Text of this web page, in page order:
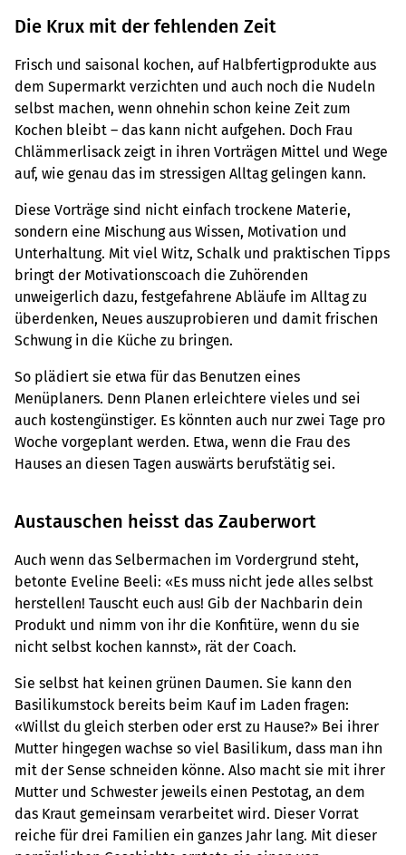
Die Krux mit der fehlenden Zeit
Frisch und saisonal kochen, auf Halbfertigprodukte aus
dem Supermarkt verzichten und auch noch die Nudeln
selbst machen, wenn ohnehin schon keine Zeit zum
Kochen bleibt – das kann nicht aufgehen. Doch Frau
Chlämmerlisack zeigt in ihren Vorträgen Mittel und Wege
auf, wie genau das im stressigen Alltag gelingen kann.
Diese Vorträge sind nicht einfach trockene Materie,
sondern eine Mischung aus Wissen, Motivation und
Unterhaltung. Mit viel Witz, Schalk und praktischen Tipps
bringt der Motivationscoach die Zuhörenden
unweigerlich dazu, festgefahrene Abläufe im Alltag zu
überdenken, Neues auszuprobieren und damit frischen
Schwung in die Küche zu bringen.
So plädiert sie etwa für das Benutzen eines
Menüplaners. Denn Planen erleichtere vieles und sei
auch kostengünstiger. Es könnten auch nur zwei Tage pro
Woche vorgeplant werden. Etwa, wenn die Frau des
Hauses an diesen Tagen auswärts berufstätig sei.
Austauschen heisst das Zauberwort
Auch wenn das Selbermachen im Vordergrund steht,
betonte Eveline Beeli: «Es muss nicht jede alles selbst
herstellen! Tauscht euch aus! Gib der Nachbarin dein
Produkt und nimm von ihr die Konfitüre, wenn du sie
nicht selbst kochen kannst», rät der Coach.
Sie selbst hat keinen grünen Daumen. Sie kann den
Basilikumstock bereits beim Kauf im Laden fragen:
«Willst du gleich sterben oder erst zu Hause?» Bei ihrer
Mutter hingegen wachse so viel Basilikum, dass man ihn
mit der Sense schneiden könne. Also macht sie mit ihrer
Mutter und Schwester jeweils einen Pestotag, an dem
das Kraut gemeinsam verarbeitet wird. Dieser Vorrat
reiche für drei Familien ein ganzes Jahr lang. Mit dieser